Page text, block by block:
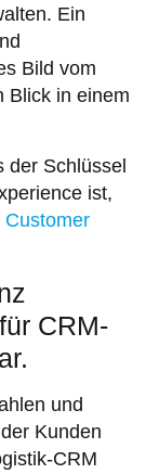
Ein
Bild vom
Blick in einem
der Schlüssel
ist,
Customer
CRM-
und
Kunden
CRM